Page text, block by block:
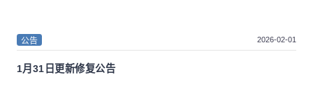
公告 2026-02-01
1月31日更新修复公告